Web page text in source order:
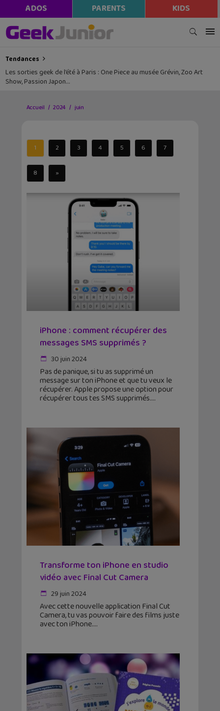
ADOS PARENTS KIDS
Tendances
Les sorties geek de l’été à Paris : One Piece au musée Grévin, Zoo Art
Show, Passion Japon…
Accueil 2024 juin
1 2 3 4 5 6 7
8 »
iPhone : comment récupérer des
messages SMS supprimés ?
30 juin 2024
Pas de panique, si tu as supprimé un
message sur ton iPhone et que tu veux le
récupérer. Apple propose une option pour
récupérer tous tes SMS supprimés.
Transforme ton iPhone en studio
vidéo avec Final Cut Camera
29 juin 2024
Avec cette nouvelle application Final Cut
Camera, tu vas pouvoir faire des films juste
avec ton iPhone.